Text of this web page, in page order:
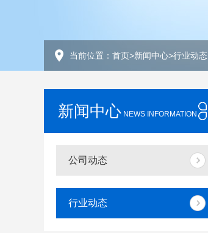
当前位置： 首页>新闻中心>行业动态
新闻中心 NEWS INFORMATION
公司动态
行业动态